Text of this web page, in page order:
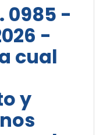
0985 -
-
cual
y